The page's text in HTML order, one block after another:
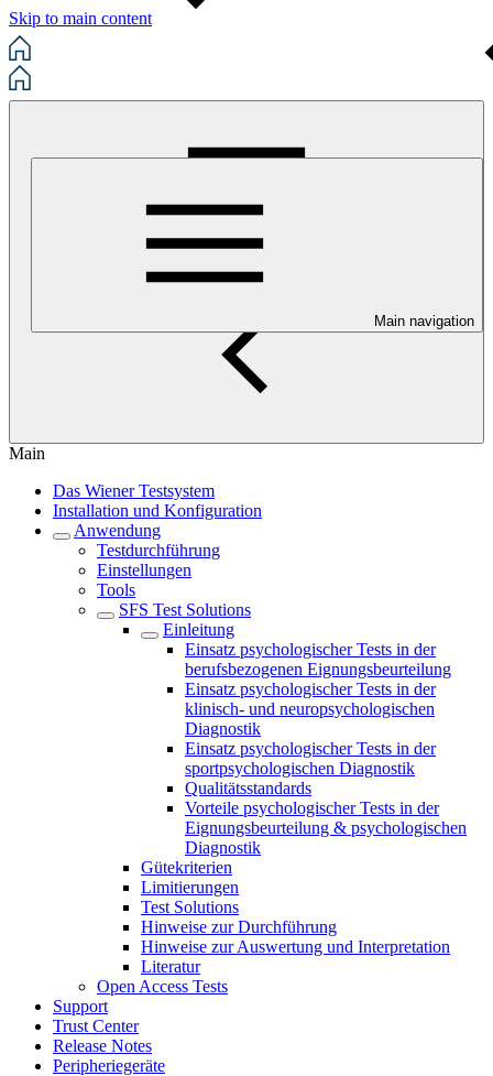
Skip to main content
Main navigation
Main
Das Wiener Testsystem
Installation und Konfiguration
Anwendung
Testdurchführung
Einstellungen
Tools
SFS Test Solutions
Einleitung
Einsatz psychologischer Tests in der
berufsbezogenen Eignungsbeurteilung
Einsatz psychologischer Tests in der
klinisch- und neuropsychologischen
Diagnostik
Einsatz psychologischer Tests in der
sportpsychologischen Diagnostik
Qualitätsstandards
Vorteile psychologischer Tests in der
Eignungsbeurteilung & psychologischen
Diagnostik
Gütekriterien
Limitierungen
Test Solutions
Hinweise zur Durchführung
Hinweise zur Auswertung und Interpretation
Literatur
Open Access Tests
Support
Trust Center
Release Notes
Peripheriegeräte